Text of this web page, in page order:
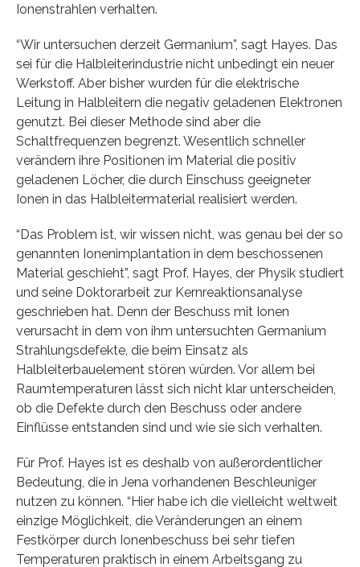
Ionenstrahlen verhalten.
“Wir untersuchen derzeit Germanium”, sagt Hayes. Das
sei für die Halbleiterindustrie nicht unbedingt ein neuer
Werkstoff. Aber bisher wurden für die elektrische
Leitung in Halbleitern die negativ geladenen Elektronen
genutzt. Bei dieser Methode sind aber die
Schaltfrequenzen begrenzt. Wesentlich schneller
verändern ihre Positionen im Material die positiv
geladenen Löcher, die durch Einschuss geeigneter
Ionen in das Halbleitermaterial realisiert werden.
“Das Problem ist, wir wissen nicht, was genau bei der so
genannten Ionenimplantation in dem beschossenen
Material geschieht”, sagt Prof. Hayes, der Physik studiert
und seine Doktorarbeit zur Kernreaktionsanalyse
geschrieben hat. Denn der Beschuss mit Ionen
verursacht in dem von ihm untersuchten Germanium
Strahlungsdefekte, die beim Einsatz als
Halbleiterbauelement stören würden. Vor allem bei
Raumtemperaturen lässt sich nicht klar unterscheiden,
ob die Defekte durch den Beschuss oder andere
Einflüsse entstanden sind und wie sie sich verhalten.
Für Prof. Hayes ist es deshalb von außerordentlicher
Bedeutung, die in Jena vorhandenen Beschleuniger
nutzen zu können. “Hier habe ich die vielleicht weltweit
einzige Möglichkeit, die Veränderungen an einem
Festkörper durch Ionenbeschuss bei sehr tiefen
Temperaturen praktisch in einem Arbeitsgang zu